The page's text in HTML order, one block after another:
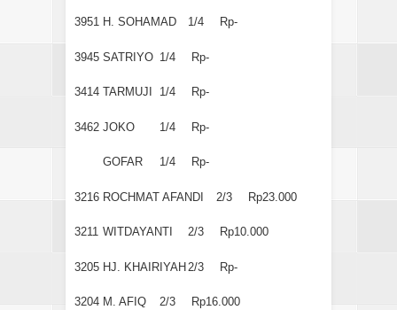
3951 H. SOHAMAD 1/4 Rp-
3945 SATRIYO 1/4 Rp-
3414 TARMUJI 1/4 Rp-
3462 JOKO 1/4 Rp-
GOFAR 1/4 Rp-
3216 ROCHMAT AFANDI 2/3 Rp23.000
3211 WITDAYANTI 2/3 Rp10.000
3205 HJ. KHAIRIYAH 2/3 Rp-
3204 M. AFIQ 2/3 Rp16.000